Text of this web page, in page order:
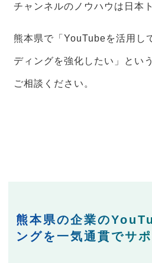
チャンネルのノウハウは日本
熊本県で「YouTubeを活用し
ディングを強化したい」とい
ご相談ください。
熊本県の企業の
ングを一気通貫でサポ